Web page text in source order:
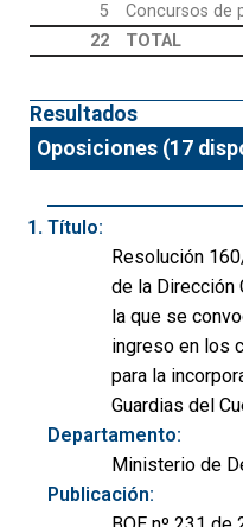
5
Concursos de
22
TOTAL
Resultados
Oposiciones (17
Título:
Resolución
de la Dirección
la que se
ingreso en los
para la
Guardias del
Departamento:
Ministerio de
Publicación: